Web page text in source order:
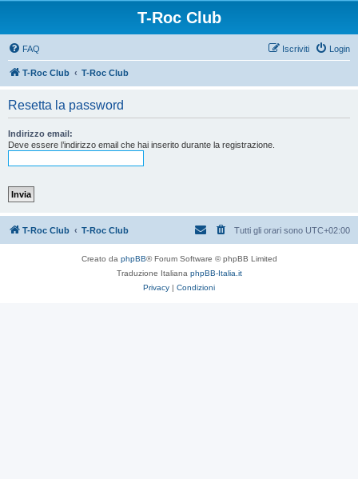
T-Roc Club
FAQ Login
Iscriviti
T-Roc Club T-Roc Club
Resetta la password
Indirizzo email:
Deve essere l’indirizzo email che hai inserito durante la registrazione.
T-Roc Club T-Roc Club Tutti gli orari sono UTC+02:00
Creato da phpBB® Forum Software © phpBB Limited
Traduzione Italiana phpBB-Italia.it
Privacy | Condizioni